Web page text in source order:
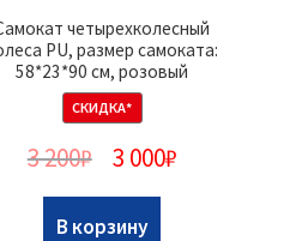
четырехколесный
PU, размер самоката:
58*23*90 см, розовый
СКИДКА*
3 200₽ 3 000₽
В корзину